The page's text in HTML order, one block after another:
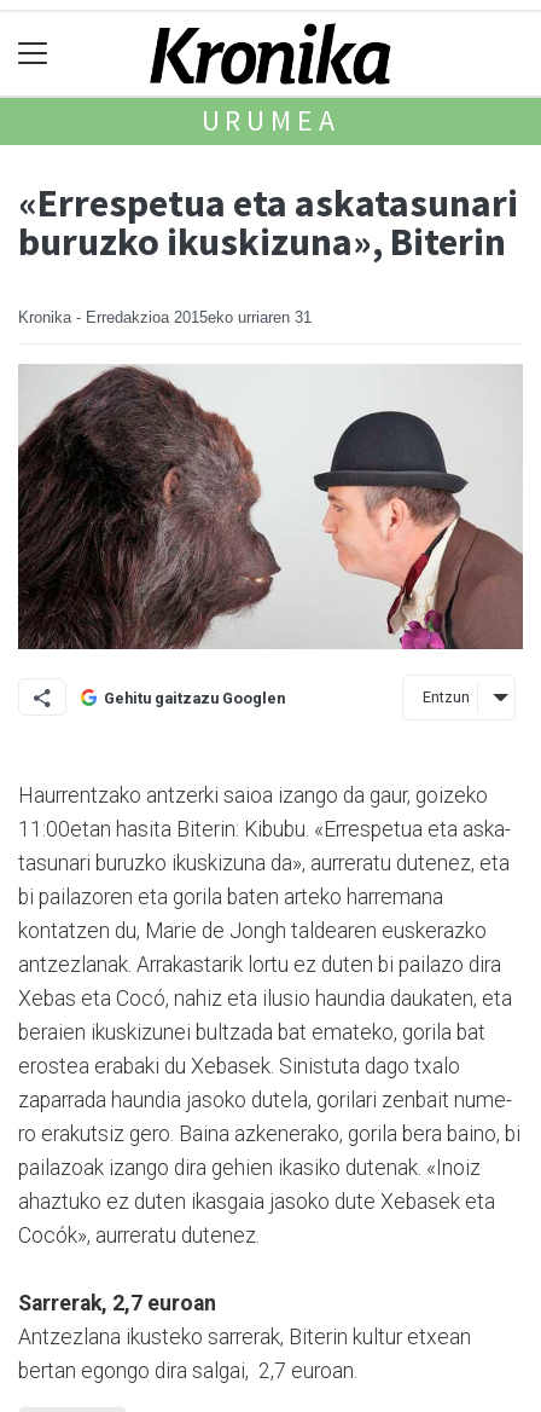
URUMEA
«Errespetua eta askatasunari
buruzko ikuskizuna», Biterin
Kronika - Erredakzioa 2015eko urriaren 31
Gehitu gaitzazu Googlen Entzun
Haurrentzako antzerki sa­ioa izango da gaur, goizeko
11:00etan hasita Biterin: Kibubu. «Errespetua eta as­ka­­
tasunari buruzko ikuskizuna da», aurreratu dutenez, eta
bi pailazoren eta gorila baten arteko harremana
kontatzen du, Marie de Jongh taldearen euskerazko
antzezlanak. Arrakastarik lortu ez du­ten bi pailazo dira
Xebas eta Cocó, nahiz eta ilusio haun­dia daukaten, eta
beraien ikus­kizunei bultzada bat emateko, gorila bat
erostea erabaki du Xebasek. Sinis­tuta dago txalo
zaparrada haundia jasoko dutela, gori­lari zenbait nume­
ro eraku­tsiz gero. Baina azkenerako, gorila bera baino, bi
pai­la­zo­ak izango dira gehien ika­si­ko dutenak. «Inoiz
ahaztuko ez duten ikasgaia jasoko dute Xebasek eta
Cocók», aurreratu dutenez.
Sarrerak, 2,7 euroan
Antzezlana ikusteko sarre­rak, Biterin kultur etxean
bertan egongo dira salgai, 2,7 euroan.